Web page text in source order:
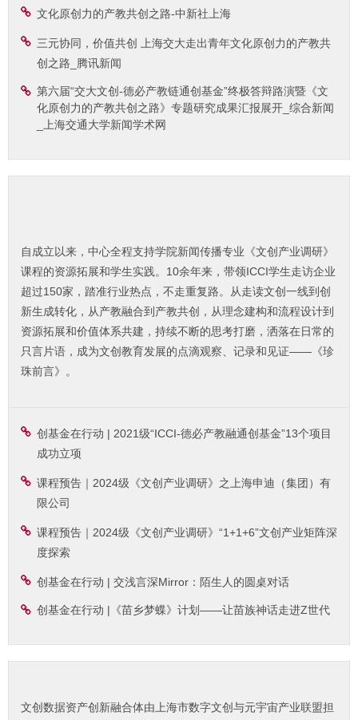
文化原创力的产教共创之路-中新社上海
三元协同，价值共创 上海交大走出青年文化原创力的产教共
创之路_腾讯新闻
第六届“交大文创-德必产教链通创基金”终极答辩路演暨《文
化原创力的产教共创之路》专题研究成果汇报展开_综合新闻
_上海交通大学新闻学术网
自成立以来，中心全程支持学院新闻传播专业《文创产业调研》
课程的资源拓展和学生实践。10余年来，带领ICCI学生走访企业
超过150家，踏准行业热点，不走重复路。从走读文创一线到创
新生成转化，从产教融合到产教共创，从理念建构和流程设计到
资源拓展和价值体系共建，持续不断的思考打磨，洒落在日常的
只言片语，成为文创教育发展的点滴观察、记录和见证——《珍
珠前言》。
创基金在行动 | 2021级“ICCI-德必产教融通创基金”13个项目
成功立项
课程预告｜2024级《文创产业调研》之上海申迪（集团）有
限公司
课程预告｜2024级《文创产业调研》“1+1+6”文创产业矩阵深
度探索
创基金在行动 | 交浅言深Mirror：陌生人的圆桌对话
创基金在行动 |《苗乡梦蝶》计划——让苗族神话走进Z世代
文创数据资产创新融合体由上海市数字文创与元宇宙产业联盟担